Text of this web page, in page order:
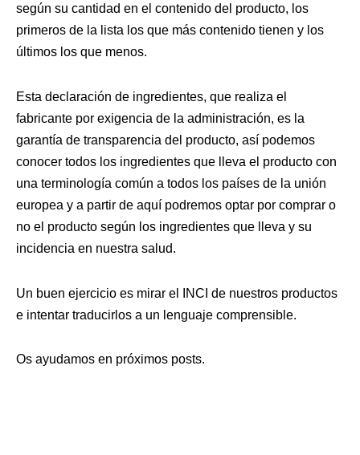
según su cantidad en el contenido del producto, los
primeros de la lista los que más contenido tienen y los
últimos los que menos.
Esta declaración de ingredientes, que realiza el
fabricante por exigencia de la administración, es la
garantía de transparencia del producto, así podemos
conocer todos los ingredientes que lleva el producto con
una terminología común a todos los países de la unión
europea y a partir de aquí podremos optar por comprar o
no el producto según los ingredientes que lleva y su
incidencia en nuestra salud.
Un buen ejercicio es mirar el INCI de nuestros productos
e intentar traducirlos a un lenguaje comprensible.
Os ayudamos en próximos posts.